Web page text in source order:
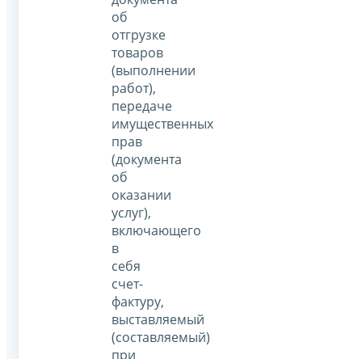
об
отгрузке
товаров
(выполнении
работ),
передаче
имущественных
прав
(документа
об
оказании
услуг),
включающего
в
себя
счет-
фактуру,
выставляемый
(составляемый)
при